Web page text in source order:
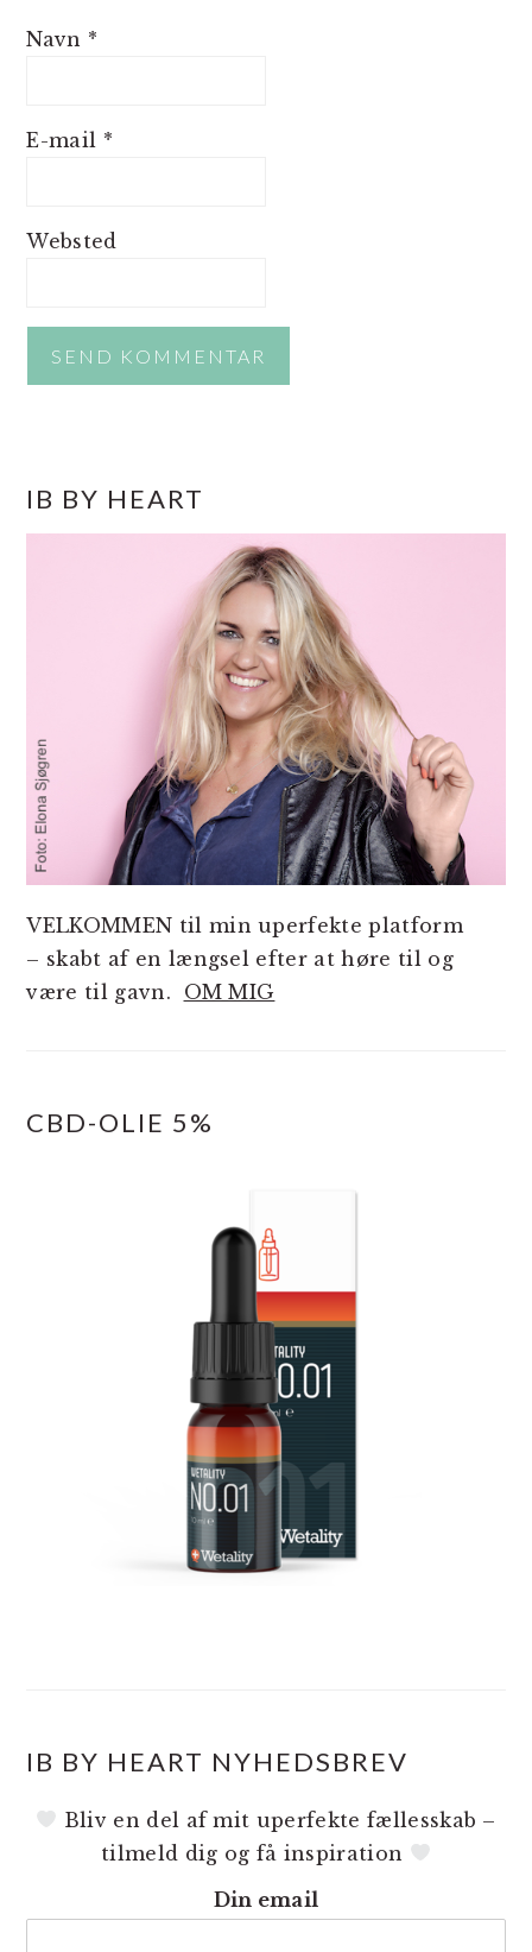
Navn *
E-mail *
Websted
SIDEBAR
IB BY HEART
VELKOMMEN til min uperfekte platform
– skabt af en længsel efter at høre til og
være til gavn. OM MIG
CBD-OLIE 5%
IB BY HEART NYHEDSBREV
Bliv en del af mit uperfekte fællesskab –
tilmeld dig og få inspiration
Din email